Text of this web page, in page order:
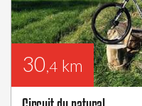
30,4 km